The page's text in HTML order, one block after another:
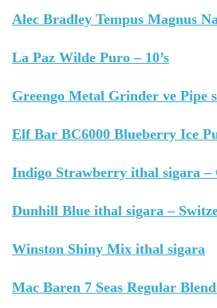
Alec Bradley Tempus Magnus
La Paz Wilde Puro – 10’s
Greengo Metal Grinder ve Pipe
Elf Bar BC6000 Blueberry Ice
Indigo Strawberry ithal sigara –
Dunhill Blue ithal sigara –
Winston Shiny Mix ithal sigara
Mac Baren 7 Seas Regular